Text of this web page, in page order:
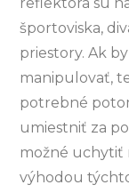
športoviska,
priestory. Ak
manipulovať,
potrebné
umiestniť za
možné uchytiť
výhodou